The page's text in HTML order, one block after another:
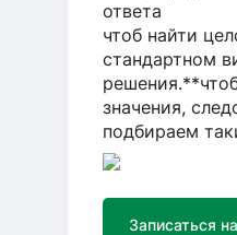
чтоб найти
стандартном
значения,
подбираем
Записаться